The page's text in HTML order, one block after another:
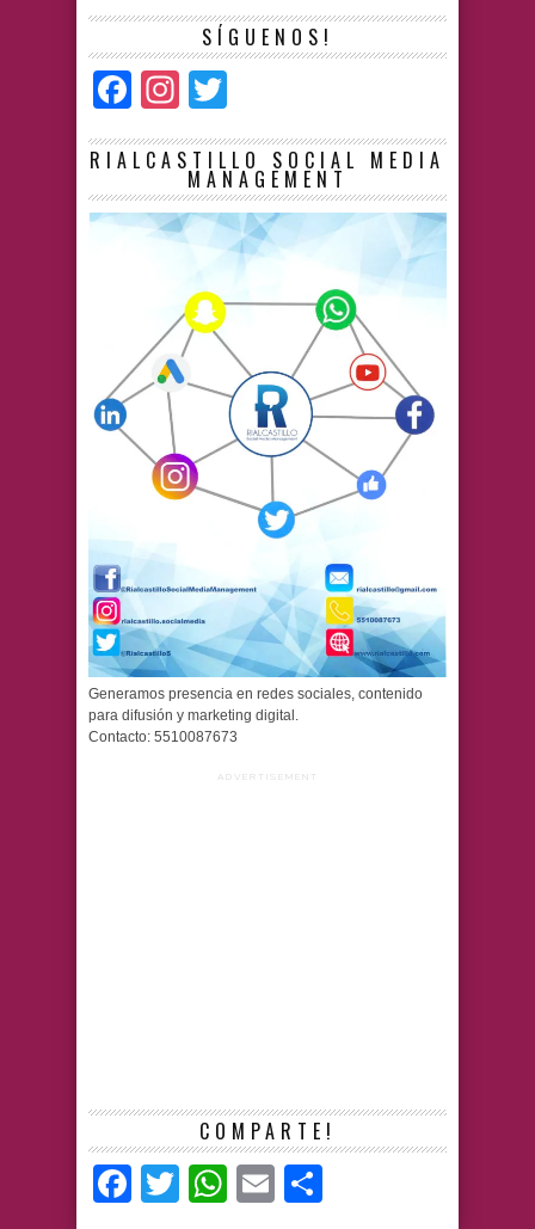
SÍGUENOS!
Facebook
Instagram
RIALCASTILLO SOCIAL MEDIA
MANAGEMENT
Generamos presencia en redes sociales, contenido
para difusión y marketing digital.
Contacto: 5510087673
ADVERTISEMENT
COMPARTE!
Facebook
TwitterWhatsApp
Email